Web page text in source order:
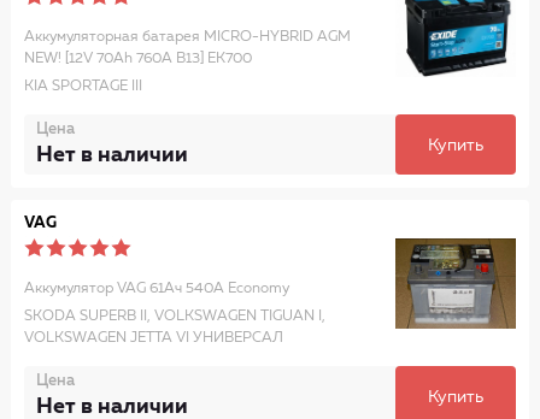
Аккумуляторная батарея MICRO-HYBRID AGM
NEW! [12V 70Ah 760A B13] EK700
KIA SPORTAGE III
Цена
Нет в наличии Купить
VAG
Аккумулятор VAG 61Ач 540А Economy
SKODA SUPERB II, VOLKSWAGEN TIGUAN I,
VOLKSWAGEN JETTA VI УНИВЕРСАЛ
Цена
Нет в наличии Купить